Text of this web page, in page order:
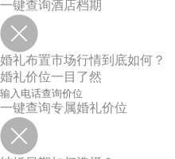
一键查询酒店档期
婚礼布置市场行情到底如何？
婚礼价位一目了然
一键查询专属婚礼价位